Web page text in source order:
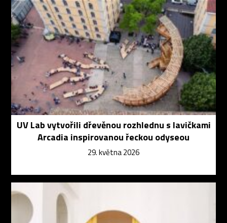
UV Lab vytvořili dřevěnou rozhlednu s lavičkami
Arcadia inspirovanou řeckou odyseou
29. května 2026